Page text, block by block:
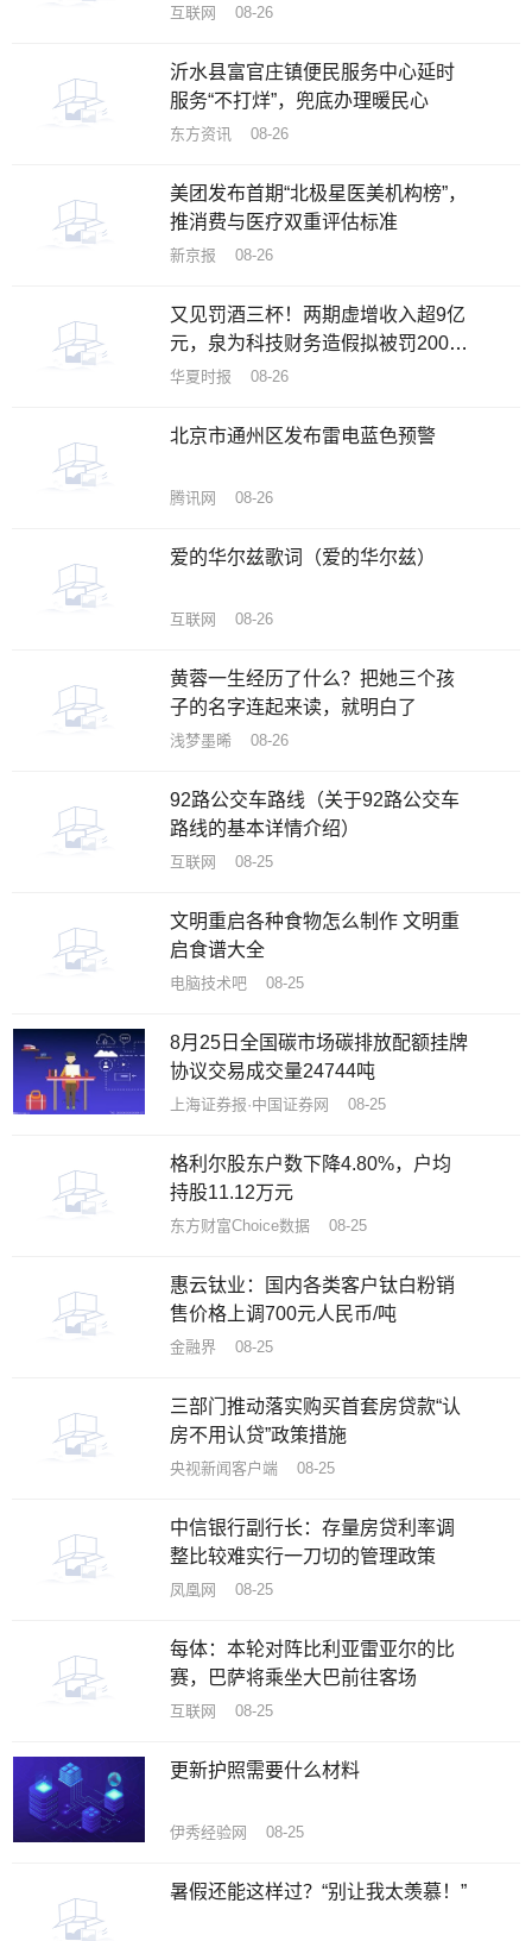
互联网 08-26
沂水县富官庄镇便民服务中心延时
服务“不打烊”，兜底办理暖民心
东方资讯 08-26
美团发布首期“北极星医美机构榜”，
推消费与医疗双重评估标准
新京报 08-26
又见罚酒三杯！两期虚增收入超9亿
元，泉为科技财务造假拟被罚200万
元
华夏时报 08-26
北京市通州区发布雷电蓝色预警
腾讯网 08-26
爱的华尔兹歌词（爱的华尔兹）
互联网 08-26
黄蓉一生经历了什么？把她三个孩
子的名字连起来读，就明白了
浅梦墨晞 08-26
92路公交车路线（关于92路公交车
路线的基本详情介绍）
互联网 08-25
文明重启各种食物怎么制作 文明重
启食谱大全
电脑技术吧 08-25
8月25日全国碳市场碳排放配额挂牌
协议交易成交量24744吨
上海证券报·中国证券网 08-25
格利尔股东户数下降4.80%，户均
持股11.12万元
东方财富Choice数据 08-25
​惠云钛业：国内各类客户钛白粉销
售价格上调700元人民币/吨
金融界 08-25
三部门推动落实购买首套房贷款“认
房不用认贷”政策措施
央视新闻客户端 08-25
中信银行副行长：存量房贷利率调
整比较难实行一刀切的管理政策
凤凰网 08-25
每体：本轮对阵比利亚雷亚尔的比
赛，巴萨将乘坐大巴前往客场
互联网 08-25
更新护照需要什么材料
伊秀经验网 08-25
暑假还能这样过？“别让我太羡慕！”